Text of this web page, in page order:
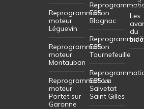
Reprogrammation
moteur
Léguevin
Reprogrammation
moteur
Montauban
Reprogrammation
moteur
Portet sur
Garonne
E85
Blagnac
E85
Tournefeuille
E85 La
Salvetat
Saint Gilles
Les
du